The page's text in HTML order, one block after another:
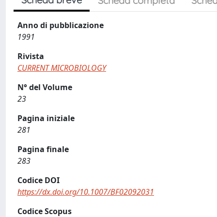
Anno di pubblicazione
1991
Rivista
CURRENT MICROBIOLOGY
N° del Volume
23
Pagina iniziale
281
Pagina finale
283
Codice DOI
https://dx.doi.org/10.1007/BF02092031
Codice Scopus